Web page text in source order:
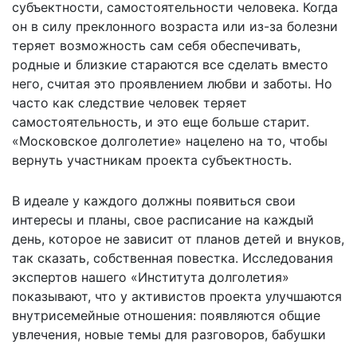
субъектности, самостоятельности человека. Когда
он в силу преклонного возраста или из-за болезни
теряет возможность сам себя обеспечивать,
родные и близкие стараются все сделать вместо
него, считая это проявлением любви и заботы. Но
часто как следствие человек теряет
самостоятельность, и это еще больше старит.
«Московское долголетие» нацелено на то, чтобы
вернуть участникам проекта субъектность.
В идеале у каждого должны появиться свои
интересы и планы, свое расписание на каждый
день, которое не зависит от планов детей и внуков,
так сказать, собственная повестка. Исследования
экспертов нашего «Института долголетия»
показывают, что у активистов проекта улучшаются
внутрисемейные отношения: появляются общие
увлечения, новые темы для разговоров, бабушки